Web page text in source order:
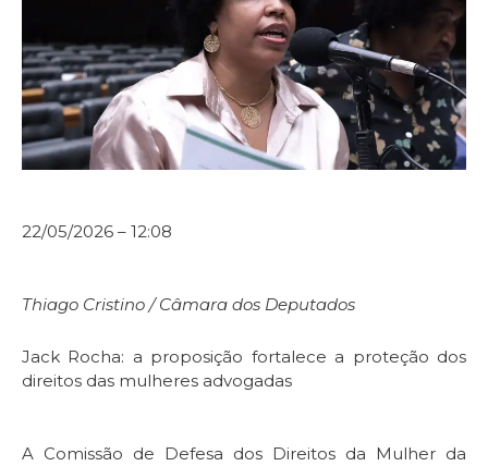
22/05/2026 – 12:08
Thiago Cristino / Câmara dos Deputados
Jack Rocha: a proposição fortalece a proteção dos
direitos das mulheres advogadas
A Comissão de Defesa dos Direitos da Mulher da